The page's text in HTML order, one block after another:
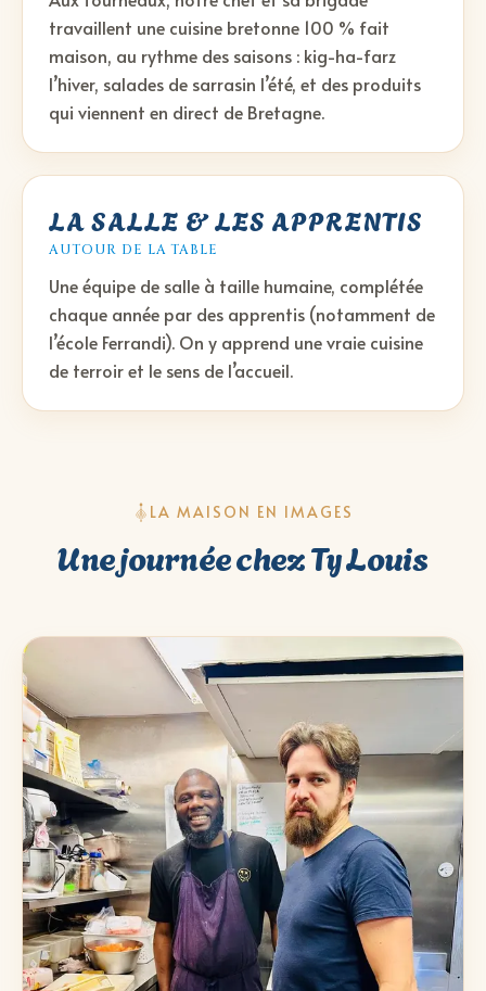
travaillent une cuisine bretonne 100 % fait
maison, au rythme des saisons : kig-ha-farz
l’hiver, salades de sarrasin l’été, et des produits
qui viennent en direct de Bretagne.
LA SALLE & LES APPRENTIS
AUTOUR DE LA TABLE
Une équipe de salle à taille humaine, complétée
chaque année par des apprentis (notamment de
l’école Ferrandi). On y apprend une vraie cuisine
de terroir et le sens de l’accueil.
LA MAISON EN IMAGES
Une journée chez Ty Louis